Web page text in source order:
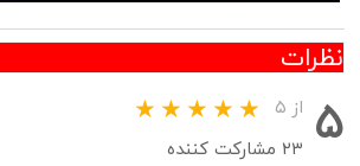
نظرات
۵ از ۵
۲۳ مشارکت کننده